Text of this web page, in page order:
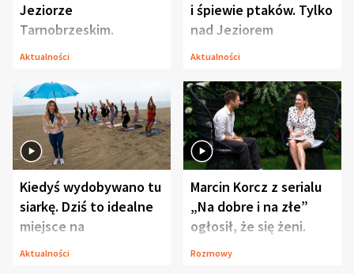
Jeziorze
Tarnobrzeskim.
Przyrodnicy zwracają
Aktualności
i śpiewie ptaków. Tylko
nad Jeziorem
Tarnobrzeskim
Aktualności
Kiedyś wydobywano tu
siarkę. Dziś to idealne
miejsce na
wypoczynek
Aktualności
Marcin Korcz z serialu
„Na dobre i na złe”
ogłosił, że się żeni.
Zdradził, co zmienił
Rozmowy